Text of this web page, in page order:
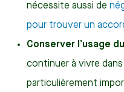
nécessite aussi de
pour trouver un
Conserver l’usage
continuer à vivre
particulièrement